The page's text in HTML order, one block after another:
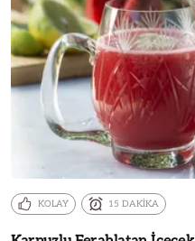
KOLAY 15 DAKİKA